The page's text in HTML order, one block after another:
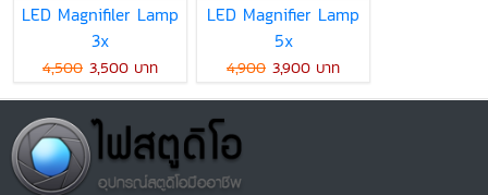
LED Magnifiler Lamp
3x
4,500 3,500 บาท
LED Magnifier Lamp
5x
4,900 3,900 บาท